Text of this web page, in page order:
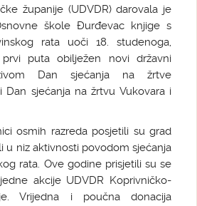
županije (UDVDR) darovala je
škole Đurđevac knjige s
rata uoči 18. studenoga,
puta obilježen novi državni
Dan sjećanja na žrtve
Dan sjećanja na žrtvu Vukovara i
osmih razreda posjetili su grad
u niz aktivnosti povodom sjećanja
rata. Ove godine prisjetili su se
akcije UDVDR Koprivničko-
Vrijedna i poučna donacija